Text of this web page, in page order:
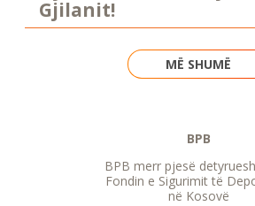
Gjilanit!
MË SHUMË
BPB
BPB merr pjesë
Fondin e Sigurimit të
në Kosovë